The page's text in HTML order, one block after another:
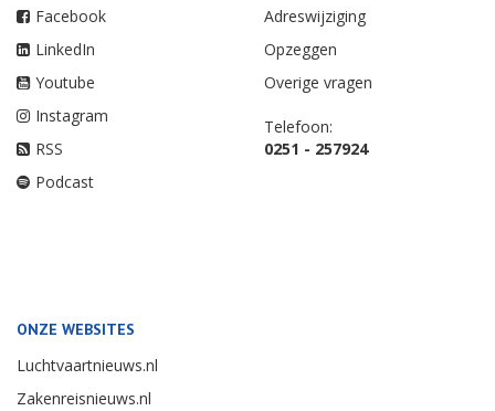
Facebook
LinkedIn
Youtube
Instagram
RSS
Podcast
Adreswijziging
Opzeggen
Overige vragen
Telefoon:
0251 - 257924
ONZE WEBSITES
Luchtvaartnieuws.nl
Zakenreisnieuws.nl